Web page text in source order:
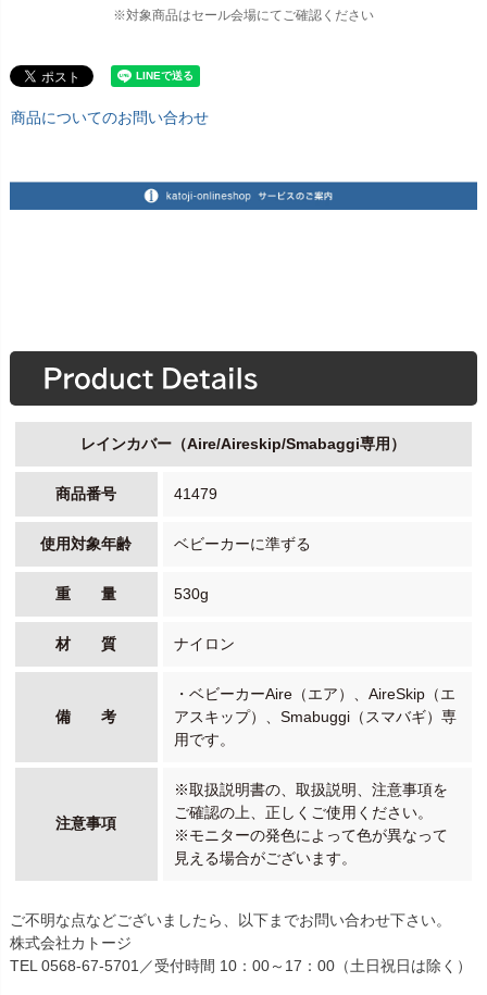
※対象商品はセール会場にてご確認ください
商品についてのお問い合わせ
レインカバー（Aire/Aireskip/Smabaggi専用）
商品番号 41479
使用対象年齢 ベビーカーに準ずる
重 量 530g
材 質 ナイロン
備 考
・ベビーカーAire（エア）、AireSkip（エ
アスキップ）、Smabuggi（スマバギ）専
用です。
注意事項
※取扱説明書の、取扱説明、注意事項を
ご確認の上、正しくご使用ください。
※モニターの発色によって色が異なって
見える場合がございます。
ご不明な点などございましたら、以下までお問い合わせ下さい。
株式会社カトージ
TEL 0568-67-5701／受付時間 10：00～17：00（土日祝日は除く）